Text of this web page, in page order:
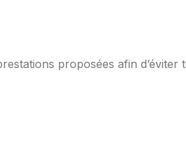
proposées afin d’éviter